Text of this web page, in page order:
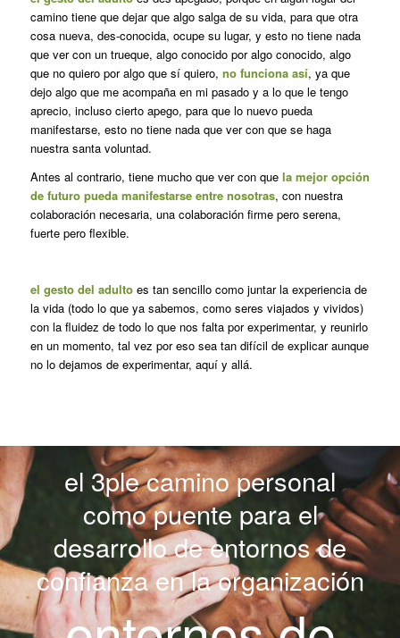
camino tiene que dejar que algo salga de su vida, para que otra
cosa nueva, des-conocida, ocupe su lugar, y esto no tiene nada
que ver con un trueque, algo conocido por algo conocido, algo
que no quiero por algo que sí quiero, no funciona así, ya que
dejo algo que me acompaña en mi pasado y a lo que le tengo
aprecio, incluso cierto apego, para que lo nuevo pueda
manifestarse, esto no tiene nada que ver con que se haga
nuestra santa voluntad.
Antes al contrario, tiene mucho que ver con que la mejor opción
de futuro pueda manifestarse entre nosotras, con nuestra
colaboración necesaria, una colaboración firme pero serena,
fuerte pero flexible.
el gesto del adultoes tan sencillo como juntar la experiencia de
la vida (todo lo que ya sabemos, como seres viajados y vividos)
con la fluidez de todo lo que nos falta por experimentar, y reunirlo
en un momento, tal vez por eso sea tan difícil de explicar aunque
no lo dejamos de experimentar, aquí y allá.
el 3ple camino personal
como puente para el
desarrollo de entornos de
confianza en la organización